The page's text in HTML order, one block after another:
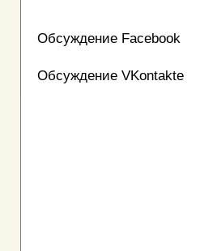
Обсуждение Facebook
Обсуждение VKontakte